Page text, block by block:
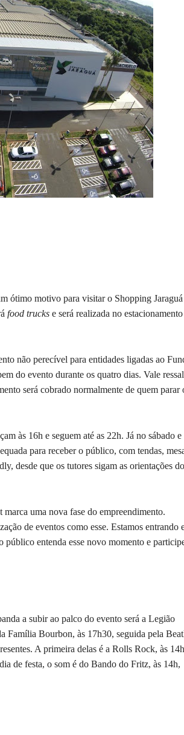
ótimo motivo para visitar o Shopping Jaraguá
food truckse será realizada no
não perecível para entidades ligadas ao
do evento durante os quatro dias. Vale
será cobrado normalmente de quem parar
às 16h e seguem até as 22h. Já no sábado e
para receber o público, com tendas,
desde que os tutores sigam as orientações do
uma nova fase do empreendimento.
de eventos como esse. Estamos entrando
público entenda esse novo momento e
a subir ao palco do evento será a Legião
Família Bourbon, às 17h30, seguida pela
A primeira delas é a Rolls Rock, às
de festa, o som é do Bando do Fritz, às 14h,